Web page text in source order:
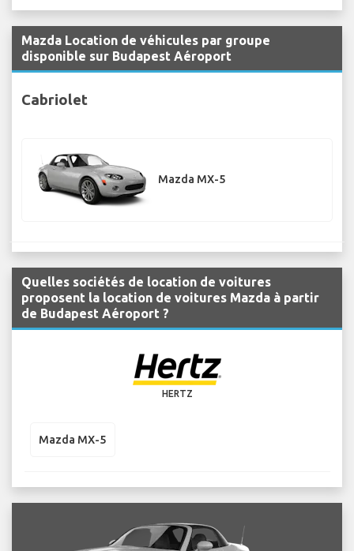
Mazda Location de véhicules par groupe
disponible sur Budapest Aéroport
Cabriolet
Mazda MX-5
Quelles sociétés de location de voitures
proposent la location de voitures Mazda à partir
de Budapest Aéroport ?
HERTZ
Mazda MX-5